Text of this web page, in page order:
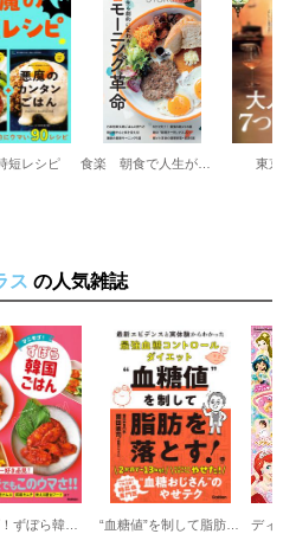
豆の赤ワイン煮
牛すね肉のサルサヴェルデがけ／
短レシピ 東京
ス の人気雑誌